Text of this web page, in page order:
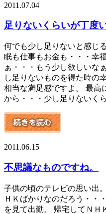
2011.07.04
足りないくらいが丁度い
何でも少し足りないと感じ
眠も仕事もお金も・・・幸
ぁ・・・もう少し欲しいな
し足りないものを得た時の
相当な満足感ですよ。 最高
から・・・少し足りないく
2011.06.15
不思議なものですね。
子供の頃のテレビの思い出
ＨＫばかりなのだろう・・
を見て出勤。 帰宅してＮＨ